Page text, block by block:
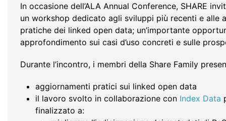
In occasione dell’ALA Annual Conference, SHARE
un workshop dedicato agli sviluppi più recenti e alle
pratiche dei linked open data; un’importante
approfondimento sui casi d’uso concreti e sulle
Durante l’incontro, i membri della Share Family
aggiornamenti pratici sui linked open data
il lavoro svolto in collaborazione con Index Data
finalizzato a: